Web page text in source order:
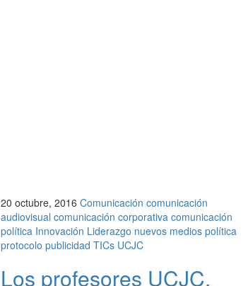
20 octubre, 2016 Comunicación comunicación
audiovisual comunicación corporativa comunicación
política Innovación Liderazgo nuevos medios política
protocolo publicidad TICs UCJC
Los profesores UCJC,